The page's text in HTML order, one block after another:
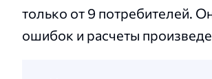
только от 9 потребителей.
ошибок и расчеты